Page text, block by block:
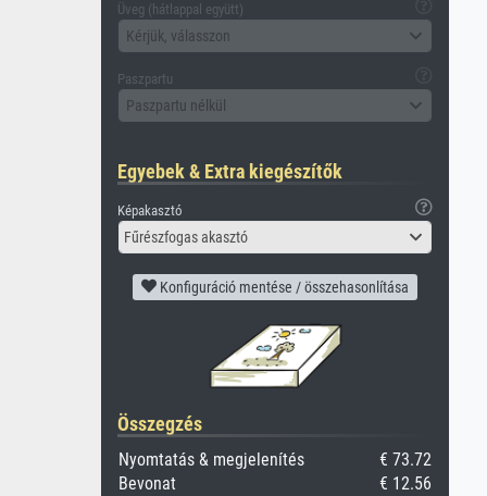
Üveg (hátlappal együtt)
Kérjük, válasszon
Paszpartu
Paszpartu nélkül
Egyebek & Extra kiegészítők
Képakasztó
Fűrészfogas akasztó
Konfiguráció mentése / összehasonlítása
Összegzés
Nyomtatás & megjelenítés
€ 73.72
Bevonat
€ 12.56